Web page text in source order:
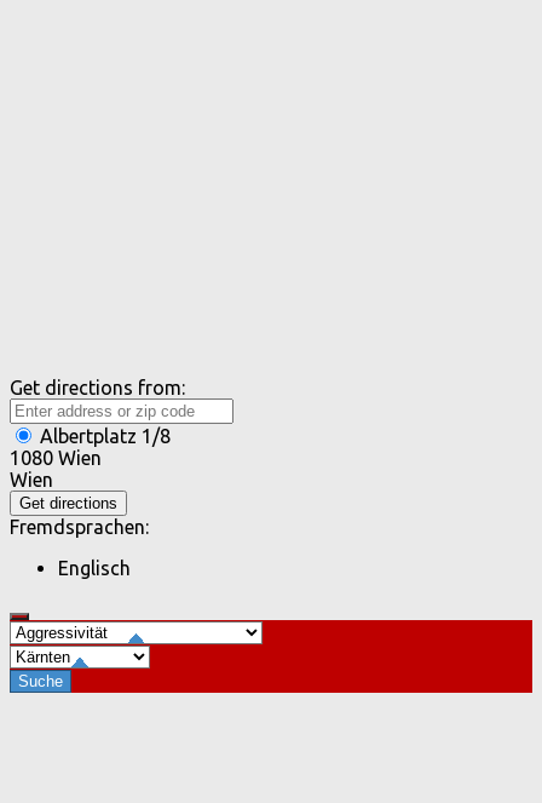
Get directions from:
Albertplatz 1/8
1080 Wien
Wien
Fremdsprachen:
Englisch